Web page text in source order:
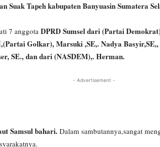
Suak Tapeh kabupaten Banyuasin Sumatera
7 anggotaDPRD Sumsel dari (Partai
Golkar), Marsuki ,SE,. Nadya
SE., dan dari (NASDEM),. Herman.
- Advertisement -
Samsul bahari. Dalam sambutannya,sangat